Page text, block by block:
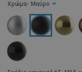
Χρώμα - Μαύρο